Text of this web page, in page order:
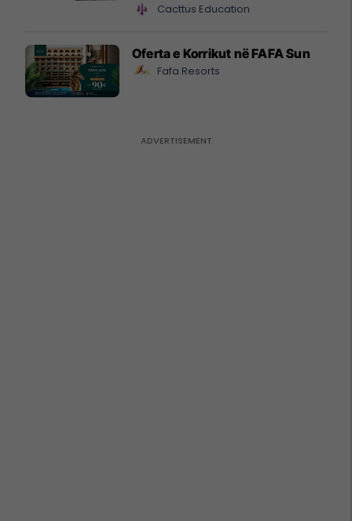
Cacttus Education
Oferta e Korrikut në FAFA Sun
Fafa Resorts